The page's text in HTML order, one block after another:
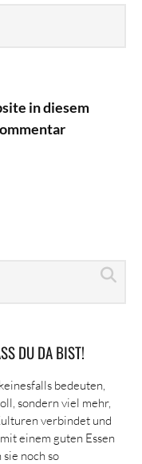
in diesem
DU DA BIST!
bedeuten,
sondern viel mehr,
verbindet und
einem guten Essen
noch so